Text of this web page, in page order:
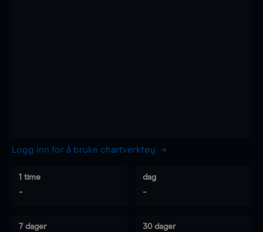
Logg inn for å bruke chartverktøy
1 time
-
dag
-
7 dager 30 dager